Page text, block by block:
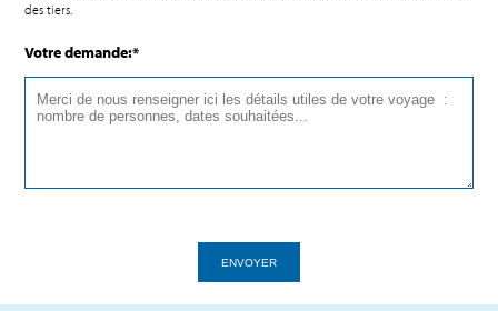
des tiers.
Votre demande:*
ENVOYER